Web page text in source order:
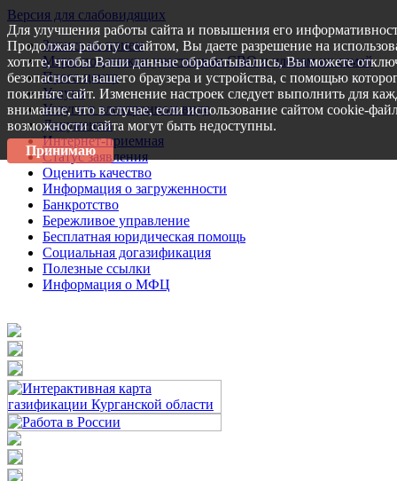
Версия для слабовидящих
Запись на прием
Меры поддержки участникам СВО и членам их семей
Пресс-центр
Услуги
Услуги в электронном виде
Документы
Интернет-приемная
Статус заявления
Оценить качество
Информация о загруженности
Банкротство
Бережливое управление
Бесплатная юридическая помощь
Социальная догазификация
Полезные ссылки
Информация о МФЦ
Для улучшения работы сайта и повышения его
Продолжая работу с сайтом, Вы даете разрешение на
хотите, чтобы Ваши данные обрабатывались, Вы можете
безопасности вашего браузера и устройства, с помощью
покиньте сайт. Изменение настроек следует выполнить для
внимание, что в случае, если использование сайтом cookie-
возможности сайта могут быть недоступны.
Принимаю